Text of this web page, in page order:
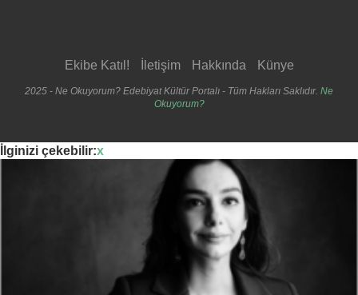
Ekibe Katıl! İletişim Hakkında Künye
2025 - Ne Okuyorum? Edebiyat Kültür Portalı - Tüm Hakları Saklıdır. Ne
Okuyorum?
İlginizi çekebilir:x